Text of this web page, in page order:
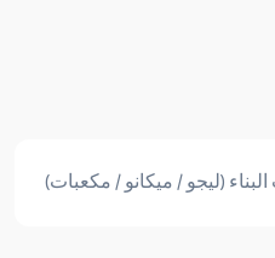
(ليجو / ميكانو / مكعبات)